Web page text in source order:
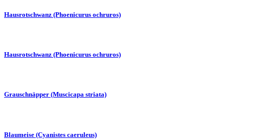
Hausrotschwanz (Phoenicurus ochruros)
Hausrotschwanz (Phoenicurus ochruros)
Grauschnäpper (Muscicapa striata)
Blaumeise (Cyanistes caeruleus)